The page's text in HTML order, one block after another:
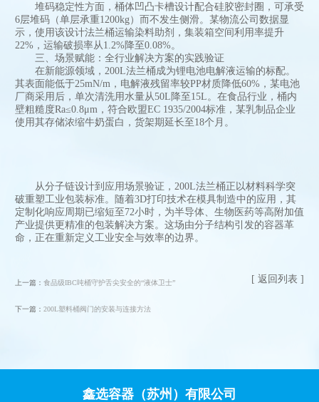
堆码稳定性方面，桶体凹凸卡槽设计配合硅胶密封圈，可承受
6层堆码（单层承重1200kg）而不发生侧滑。某物流公司数据显
示，使用该设计法兰桶运输染料助剂，集装箱空间利用率提升
22%，运输破损率从1.2%降至0.08%。
三、场景赋能：全行业解决方案的实践验证
在新能源领域，200L法兰桶成为锂电池电解液运输的标配。
其表面能低于25mN/m，电解液残留率较PP材质降低60%，某电池
厂商采用后，单次清洗用水量从50L降至15L。在食品行业，桶内
壁粗糙度Ra≤0.8μm，符合欧盟EC 1935/2004标准，某乳制品企业
使用其存储浓缩牛奶蛋白，货架期延长至18个月。
从分子链设计到应用场景验证，200L法兰桶正以材料科学突
破重塑工业包装标准。随着3D打印技术在模具制造中的应用，其
定制化响应周期已缩短至72小时，为半导体、生物医药等高附加值
产业提供更精准的包装解决方案。这场由分子结构引发的容器革
命，正在重新定义工业安全与效率的边界。
上一篇： 食品级IBC吨桶守护舌尖安全的“液体卫士”
下一篇： 200L塑料桶阀门的安装与连接方法
[ 返回列表 ]
鑫选容器（苏州）有限公司